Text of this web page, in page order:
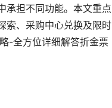
承担不同功能。本文重点
索、采购中心兑换及限时
-全方位详细解答折金票